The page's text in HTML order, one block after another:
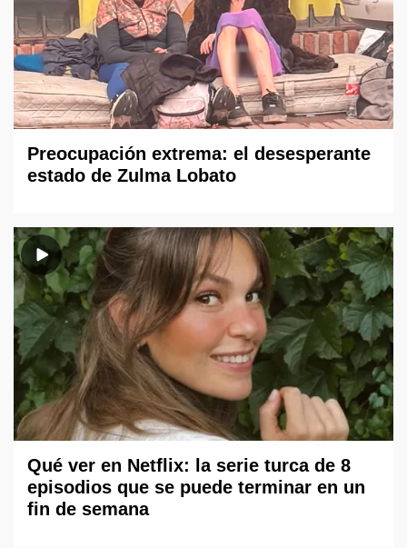
Preocupación extrema: el desesperante
estado de Zulma Lobato
Qué ver en Netflix: la serie turca de 8
episodios que se puede terminar en un
fin de semana